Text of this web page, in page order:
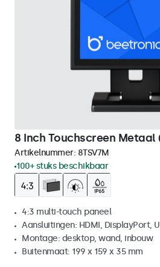
8 Inch Touchscreen Metaal
Artikelnummer: 8TSV7M
100+ stuks beschikbaar
4:3 multi-touch paneel
Aansluitingen: HDMI, DisplayPort,
Montage: desktop, wand, inbouw
Buitenmaat: 199 x 159 x 35 mm